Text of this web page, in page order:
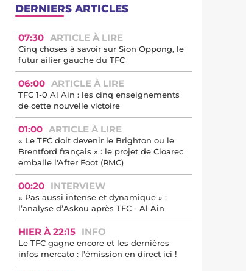
DERNIERS ARTICLES
07:30 ARTICLE À LIRE
Cinq choses à savoir sur Sion Oppong, le
futur ailier gauche du TFC
06:00 ARTICLE À LIRE
TFC 1-0 Al Ain : les cinq enseignements
de cette nouvelle victoire
01:00 ARTICLE À LIRE
« Le TFC doit devenir le Brighton ou le
Brentford français » : le projet de Cloarec
emballe l'After Foot (RMC)
00:20 INTERVIEW
« Pas aussi intense et dynamique » :
l’analyse d’Askou après TFC - Al Ain
HIER À 22:15 INFO
Le TFC gagne encore et les dernières
infos mercato : l'émission en direct ici !